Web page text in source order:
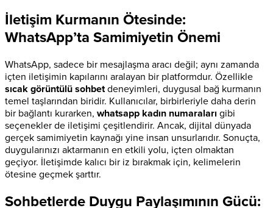
İletişim Kurmanın Ötesinde:
WhatsApp’ta Samimiyetin Önemi
WhatsApp, sadece bir mesajlaşma aracı değil; aynı zamanda
içten iletişimin kapılarını aralayan bir platformdur. Özellikle
sıcak görüntülü sohbetdeneyimleri, duygusal bağ kurmanın
temel taşlarından biridir. Kullanıcılar, birbirleriyle daha derin
bir bağlantı kurarken, whatsapp kadın numaraları gibi
seçenekler de iletişimi çeşitlendirir. Ancak, dijital dünyada
gerçek samimiyetin kaynağı yine insan unsurlarıdır. Sonuçta,
duygularınızı aktarmanın en etkili yolu, içten olmaktan
geçiyor. İletişimde kalıcı bir iz bırakmak için, kelimelerin
ötesine geçmek şarttır.
Sohbetlerde Duygu Paylaşımının Gücü: